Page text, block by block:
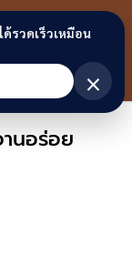
นอร่อย
รวดเร็วเหมือน
×